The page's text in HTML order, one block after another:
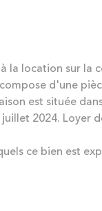
la location sur la
d'une
est située
2024. Loyer
ce bien est